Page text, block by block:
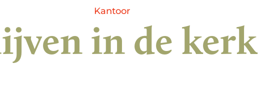
Kantoor
in de kerk